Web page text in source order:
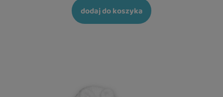
dodaj do koszyka